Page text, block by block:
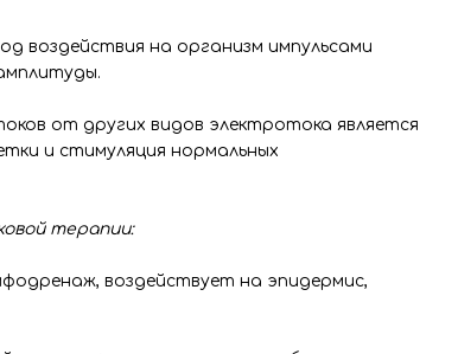
воздействия на организм импульсами
от других видов электротока является
и стимуляция нормальных
терапии:
воздействует на эпидермис,